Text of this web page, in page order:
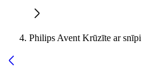
Philips Avent Krūzīte ar snīpi